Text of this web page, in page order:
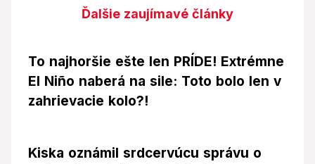
Ďalšie zaujímavé články
To najhoršie ešte len PRÍDE! Extrémne
El Niño naberá na sile: Toto bolo len v
zahrievacie kolo?!
Kiska oznámil srdcervúcu správu o